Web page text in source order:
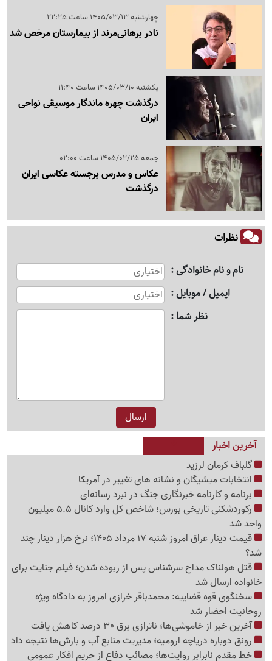
چهارشنبه 1405/03/13 ساعت 22:25
نادر برهانی‌مرند از بیمارستان مرخص شد
یکشنبه 1405/03/10 ساعت 11:40
درگذشت چهره ماندگار موسیقی نواحی
ایران
جمعه 1405/02/25 ساعت 02:00
عکاس و مدرس برجسته عکاسی ایران
درگذشت
نظرات
نام و نام خانوادگی
ایمیل / موبایل
نظر شما
آخرین اخبار
گلباف کرمان لرزید
انتخابات میشیگان و نشانه های تغییر در آمریکا
برنامه و کارنامه خبرنگاری جنگ در نبرد رسانه‌ای
رکوردشکنی تاریخی بورس؛ شاخص کل وارد کانال 5.5 میلیون
واحد شد
قیمت دینار عراق امروز شنبه 17 مرداد 1405؛ نرخ هزار دینار چند
شد؟
قتل هولناک مداح سرشناس پس از ربوده شدن؛ فیلم جنایت برای
خانواده ارسال شد
سخنگوی قوه قضاییه: محمدباقر خرازی امروز به دادگاه ویژه
روحانیت احضار شد
آخرین خبر از خاموشی‌ها؛ ناترازی برق 30 درصد کاهش یافت
رونق دوباره دریاچه ارومیه؛ مدیریت منابع آب و بارش‌ها نتیجه داد
خط مقدم نابرابر روایت‌ها؛ مصائب دفاع از حریم افکار عمومی